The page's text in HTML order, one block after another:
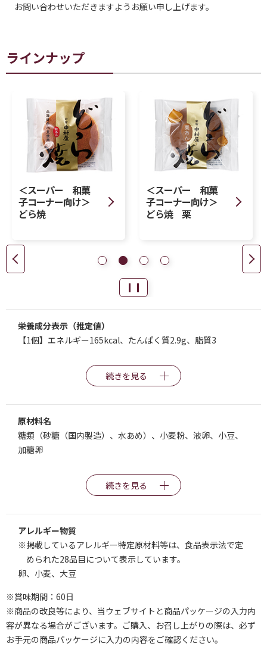
お問い合わせいただきますようお願い申し上げます。
ラインナップ
＜スーパー 和菓
子コーナー向け＞
どら焼
＜スーパー 和菓
子コーナー向け＞
どら焼 栗
栄養成分表示（推定値）
【1個】エネルギー165kcal、たんぱく質2.9g、脂質3
続きを見る
原材料名
糖類（砂糖（国内製造）、水あめ）、小麦粉、液卵、小豆、
加糖卵
続きを見る
アレルギー物質
※掲載しているアレルギー特定原材料等は、食品表示法で定
められた28品目について表示しています。
卵、小麦、大豆
※賞味期間：60日
※商品の改良等により、当ウェブサイトと商品パッケージの入力内
容が異なる場合がございます。ご購入、お召し上がりの際は、必ず
お手元の商品パッケージに入力の内容をご確認ください。